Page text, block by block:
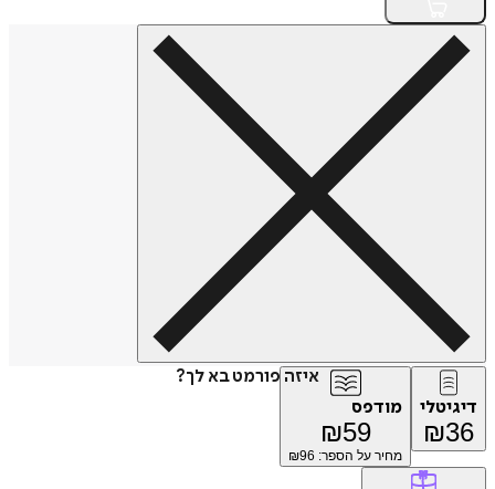
איזה פורמט בא לך?
דיגיטלי
₪36
מודפס
₪59
מחיר על הספר: ₪ 96